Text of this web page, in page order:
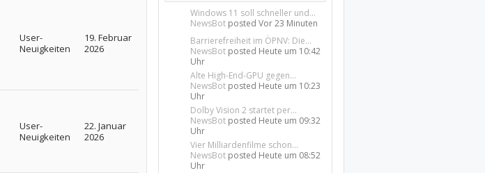
User-
Neuigkeiten
19. Februar
2026
User-
Neuigkeiten
22. Januar
2026
Windows 11 soll schneller und...
NewsBot postedVor 23 Minuten
Barrierefreiheit im ÖPNV: Die...
NewsBot posted Heute um 10:42
Uhr
Alte High-End-GPU gegen...
NewsBot posted Heute um 10:23
Uhr
Dolby Vision 2 startet per...
NewsBot posted Heute um 09:32
Uhr
Vier Milliardenfilme schon...
NewsBot posted Heute um 08:52
Uhr